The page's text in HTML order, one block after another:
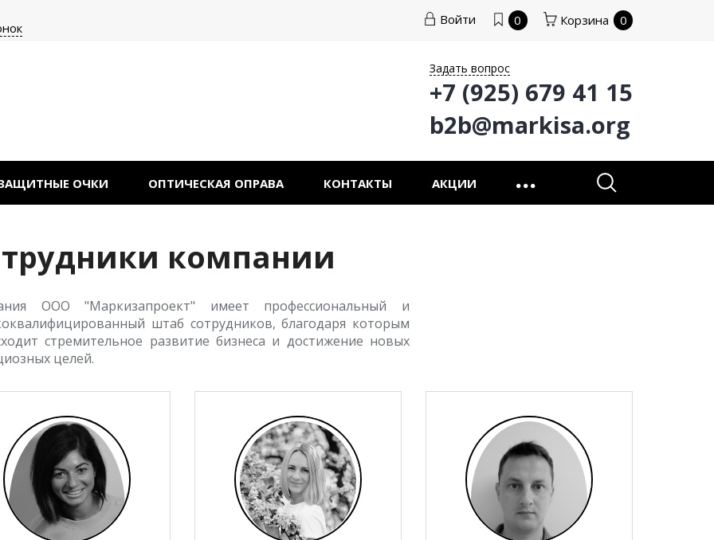
Войти 0 Корзина 0
Задать вопрос
+7 (925) 679 41 15
b2b@markisa.org
ОЧКИ ОПТИЧЕСКАЯ ОПРАВА КОНТАКТЫ АКЦИИ
компании
ООО "Маркизапроект" имеет профессиональный и
штаб сотрудников, благодаря которым
стремительное развитие бизнеса и достижение новых
целей.